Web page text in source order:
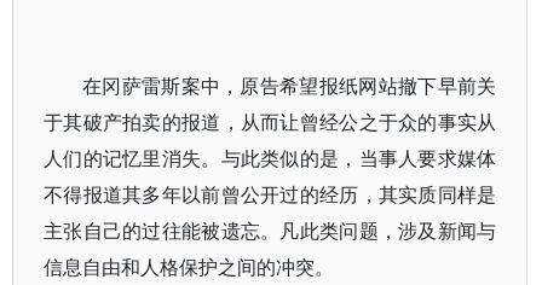
在冈萨雷斯案中，原告希望报纸网站撤下早前关
于其破产拍卖的报道，从而让曾经公之于众的事实从
人们的记忆里消失。与此类似的是，当事人要求媒体
不得报道其多年以前曾公开过的经历，其实质同样是
主张自己的过往能被遗忘。凡此类问题，涉及新闻与
信息自由和人格保护之间的冲突。